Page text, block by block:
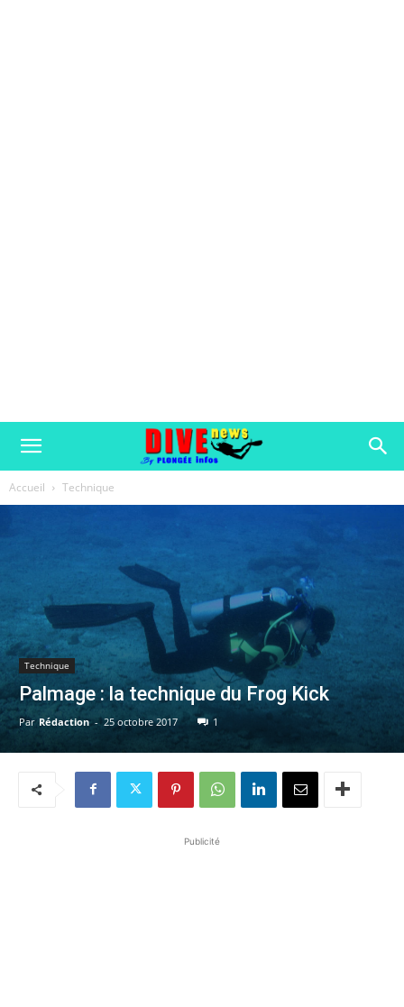
Accueil Technique
Technique
Palmage : la technique du Frog Kick
Par Rédaction - 25 octobre 2017 1
Publicité